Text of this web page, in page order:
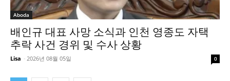
Aboda
배인규 대표 사망 소식과 인천 영종도 자택
추락 사건 경위 및 수사 상황
Lisa - 2026년 08월 05일 0